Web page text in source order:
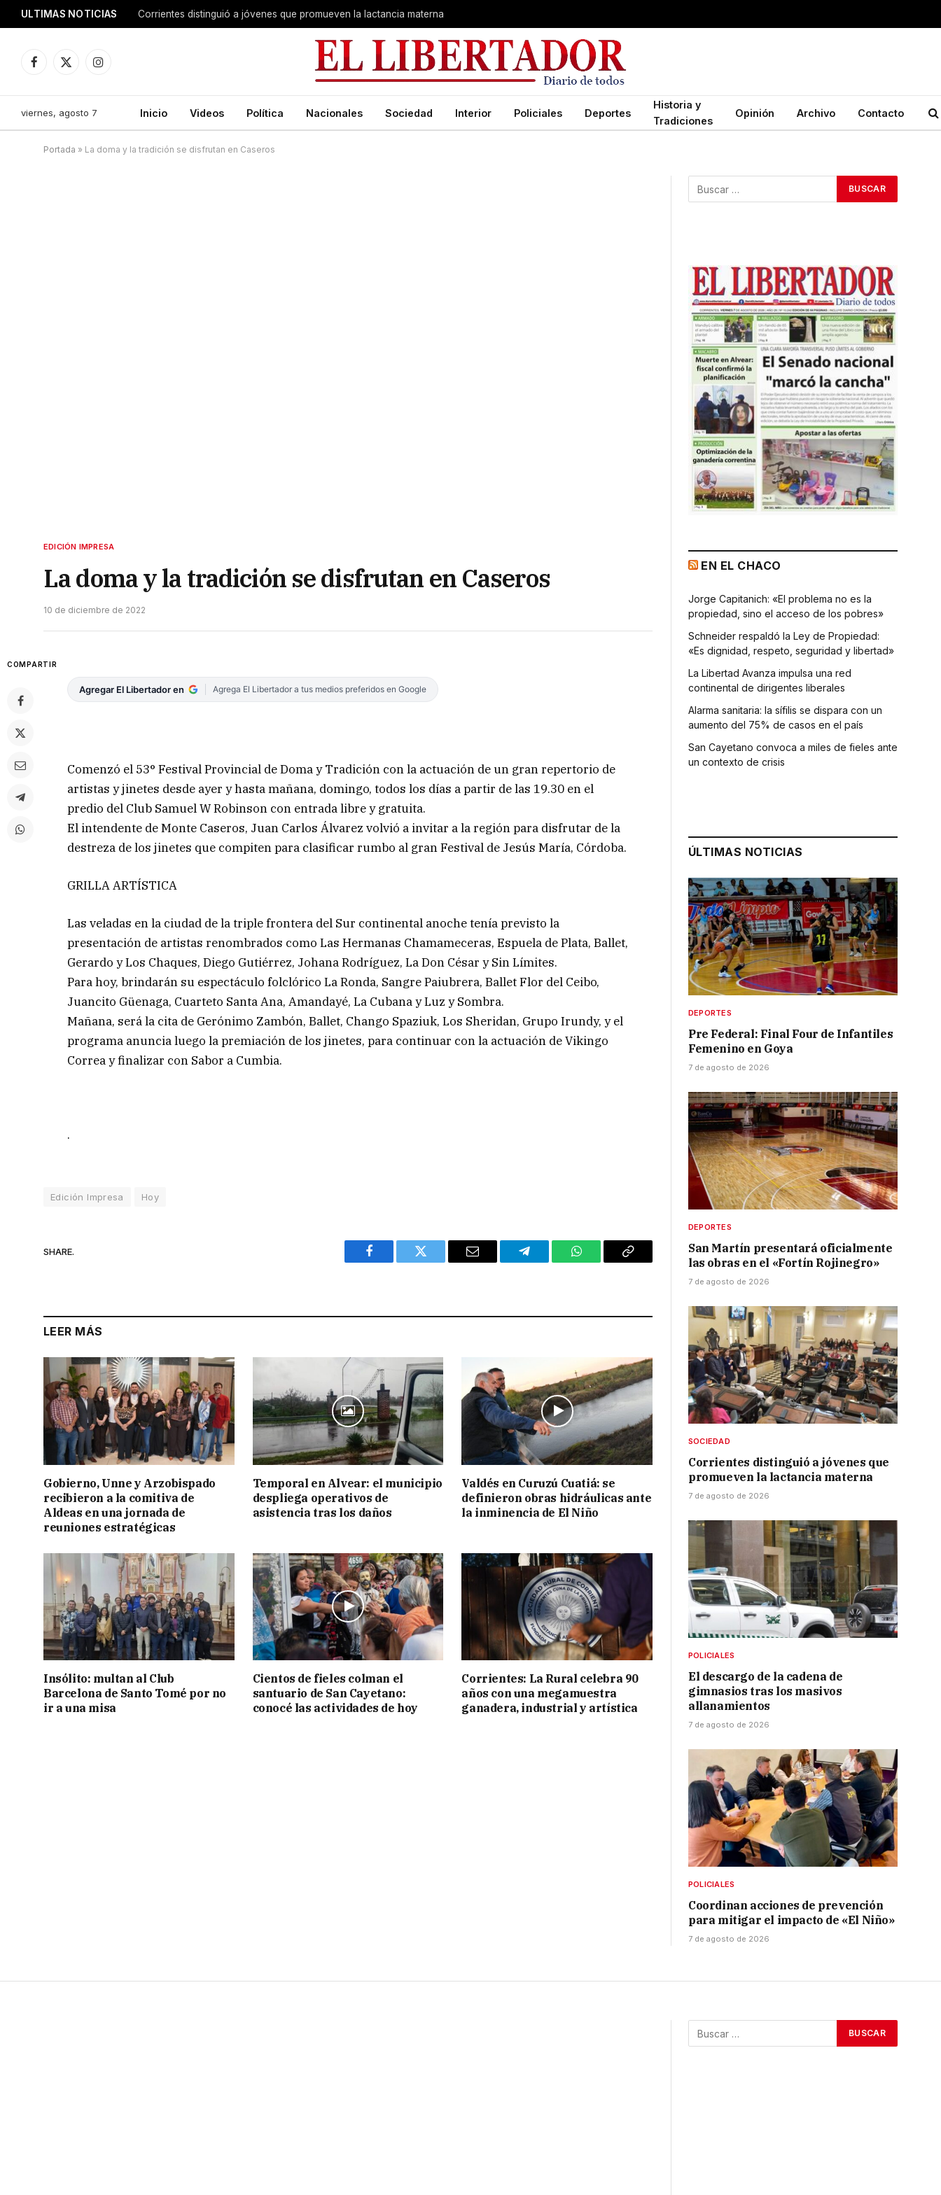
ULTIMAS NOTICIAS Corrientes distinguió a jóvenes que promueven la lactancia materna
Facebook
X
Instagram
viernes, agosto 7 Inicio Videos Política Nacionales Sociedad Interior Policiales Deportes
Historia y
Tradiciones
Opinión Archivo Contacto
Portada » La doma y la tradición se disfrutan en Caseros
EDICIÓN IMPRESA
La doma y la tradición se disfrutan en Caseros
10 de diciembre de 2022
COMPARTIR
Agregar El Libertador en Agrega El Libertador a tus medios preferidos en Google
Comenzó el 53° Festival Provincial de Doma y Tradición con la actuación de un gran repertorio de
artistas y jinetes desde ayer y hasta mañana, domingo, todos los días a partir de las 19.30 en el
predio del Club Samuel W Robinson con entrada libre y gratuita.
El intendente de Monte Caseros, Juan Carlos Álvarez volvió a invitar a la región para disfrutar de la
destreza de los jinetes que compiten para clasificar rumbo al gran Festival de Jesús María, Córdoba.
GRILLA ARTÍSTICA
Las veladas en la ciudad de la triple frontera del Sur continental anoche tenía previsto la
presentación de artistas renombrados como Las Hermanas Chamameceras, Espuela de Plata, Ballet,
Gerardo y Los Chaques, Diego Gutiérrez, Johana Rodríguez, La Don César y Sin Límites.
Para hoy, brindarán su espectáculo folclórico La Ronda, Sangre Paiubrera, Ballet Flor del Ceibo,
Juancito Güenaga, Cuarteto Santa Ana, Amandayé, La Cubana y Luz y Sombra.
Mañana, será la cita de Gerónimo Zambón, Ballet, Chango Spaziuk, Los Sheridan, Grupo Irundy, y el
programa anuncia luego la premiación de los jinetes, para continuar con la actuación de Vikingo
Correa y finalizar con Sabor a Cumbia.
.
Edición Impresa Hoy
SHARE.
Facebook Twitter Email Telegram WhatsAppCopy
LEER MÁS
Gobierno, Unne y Arzobispado
recibieron a la comitiva de
Aldeas en una jornada de
reuniones estratégicas
Temporal en Alvear: el municipio
despliega operativos de
asistencia tras los daños
Valdés en Curuzú Cuatiá: se
definieron obras hidráulicas ante
la inminencia de El Niño
Insólito: multan al Club
Barcelona de Santo Tomé por no
ir a una misa
Cientos de fieles colman el
santuario de San Cayetano:
conocé las actividades de hoy
Corrientes: La Rural celebra 90
años con una megamuestra
ganadera, industrial y artística
EN EL CHACO
Jorge Capitanich: «El problema no es la
propiedad, sino el acceso de los pobres»
Schneider respaldó la Ley de Propiedad:
«Es dignidad, respeto, seguridad y libertad»
La Libertad Avanza impulsa una red
continental de dirigentes liberales
Alarma sanitaria: la sífilis se dispara con un
aumento del 75% de casos en el país
San Cayetano convoca a miles de fieles ante
un contexto de crisis
ÚLTIMAS NOTICIAS
DEPORTES
Pre Federal: Final Four de Infantiles
Femenino en Goya
7 de agosto de 2026
DEPORTES
San Martín presentará oficialmente
las obras en el «Fortín Rojinegro»
7 de agosto de 2026
SOCIEDAD
Corrientes distinguió a jóvenes que
promueven la lactancia materna
7 de agosto de 2026
POLICIALES
El descargo de la cadena de
gimnasios tras los masivos
allanamientos
7 de agosto de 2026
POLICIALES
Coordinan acciones de prevención
para mitigar el impacto de «El Niño»
7 de agosto de 2026